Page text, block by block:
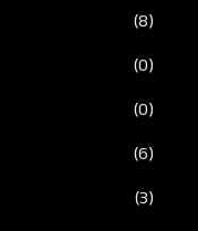
(8)
(0)
(0)
(6)
(3)